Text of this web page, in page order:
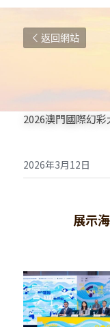
返回網站
2026澳門國際幻
2026年3月12日
展示